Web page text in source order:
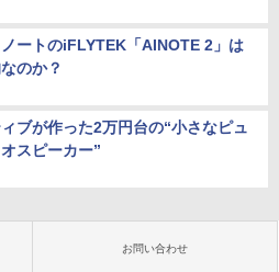
ートのiFLYTEK「AINOTE 2」は
のか？
ブが作った2万円台の“小さなピュ
スピーカー”
お問い合わせ